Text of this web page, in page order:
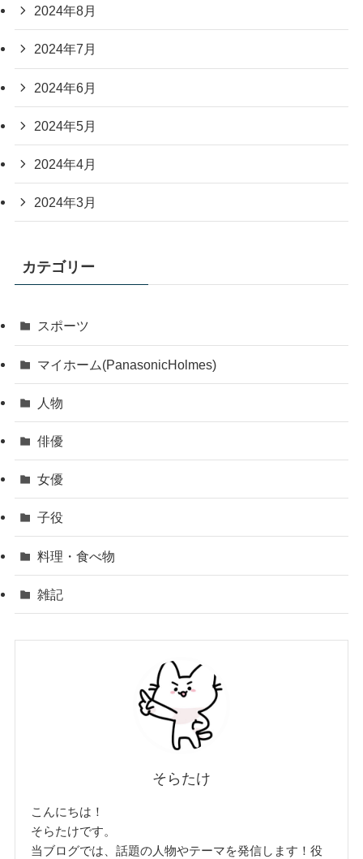
2024年8月
2024年7月
2024年6月
2024年5月
2024年4月
2024年3月
カテゴリー
スポーツ
マイホーム(PanasonicHolmes)
人物
俳優
女優
子役
料理・食べ物
雑記
そらたけ
こんにちは！
そらたけです。
当ブログでは、話題の人物やテーマを発信します！役